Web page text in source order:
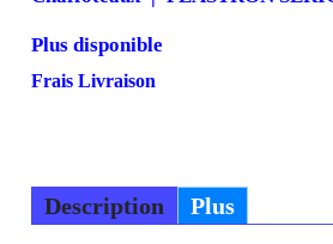
Plus disponible
Frais Livraison
Description Plus